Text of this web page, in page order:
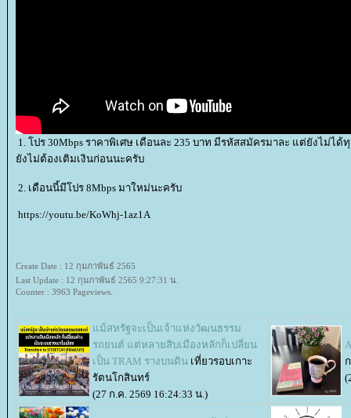
1. โปร 30Mbps ราคาพิเศษ เดือนละ 235 บาท มีรหัสสมัครมาละ แต่ยังไม่ไ
ังไม่ต้องเติมเงินก่อนนะครับ
2. เดือนนี้มีโปร 8Mbps มาใหม่นะครับ
https://youtu.be/KoWhj-1az1A
Create Date : 12 กุมภาพันธ์ 2565
Last Update : 12 กุมภาพันธ์ 2565 9:27:31 น.
Counter : 3963 Pageviews.
ม้สหรัฐจะเป็นเจ้าแห่งวัฒนธรรม
รถยนต์ แต่หลายสิบเมืองหลักก็เปลี่ยน
เป็น TRAM รางบนดิน เที่ยวรอบเกาะ
รัตนโกสินทร์
(27 ก.ค. 2569 16:24:33 น.)